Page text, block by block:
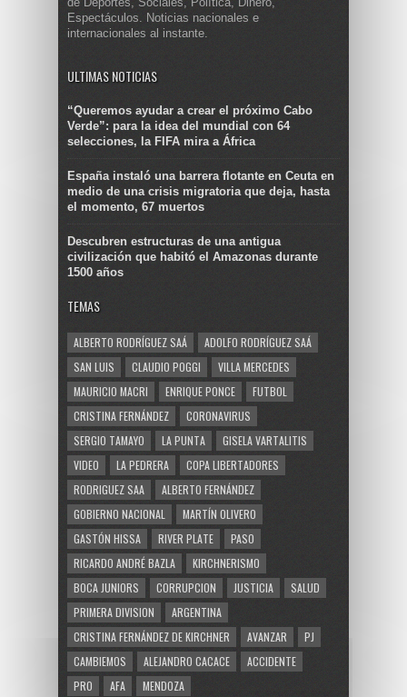
Espectáculos. Noticias nacionales e
internacionales al instante.
ULTIMAS NOTICIAS
“Queremos ayudar a crear el próximo Cabo
Verde”: para la idea del mundial con 64
selecciones, la FIFA mira a África
España instaló una barrera flotante en Ceuta en
medio de una crisis migratoria que deja, hasta
el momento, 67 muertos
Descubren estructuras de una antigua
civilización que habitó el Amazonas durante
1500 años
TEMAS
ALBERTO RODRÍGUEZ SAÁ
ADOLFO RODRÍGUEZ SAÁ
SAN LUIS
CLAUDIO POGGI
VILLA MERCEDES
MAURICIO MACRI
ENRIQUE PONCE
FUTBOL
CRISTINA FERNÁNDEZ
CORONAVIRUS
SERGIO TAMAYO
LA PUNTA
GISELA VARTALITIS
VIDEO
LA PEDRERA
COPA LIBERTADORES
RODRIGUEZ SAA
ALBERTO FERNÁNDEZ
GOBIERNO NACIONAL
MARTÍN OLIVERO
GASTÓN HISSA
RIVER PLATE
PASO
RICARDO ANDRÉ BAZLA
KIRCHNERISMO
BOCA JUNIORS
CORRUPCION JUSTICIA
SALUD
PRIMERA DIVISION
ARGENTINA
CRISTINA FERNÁNDEZ DE KIRCHNER
AVANZAR
PJ
CAMBIEMOS
ALEJANDRO CACACE
ACCIDENTE
PRO
AFA MENDOZA